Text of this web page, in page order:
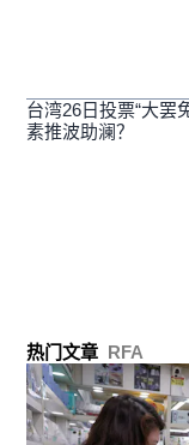
台湾26日投票“大罢
素推波助澜？
热门文章 RFA